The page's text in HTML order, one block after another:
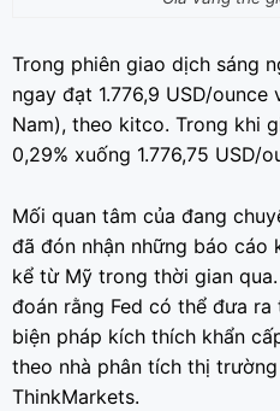
Trong phiên giao dịch sáng
ngay đạt 1.776,9 USD/
Nam), theo kitco. Trong khi
0,29% xuống 1.776,75 USD/
Mối quan tâm của đang
đã đón nhận những báo cáo
kể từ Mỹ trong thời gian
đoán rằng Fed có thể đưa
biện pháp kích thích khẩn
theo nhà phân tích thị
ThinkMarkets.